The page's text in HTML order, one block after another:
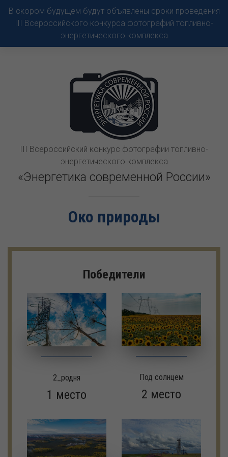
В скором будущем будут объявлены сроки проведения
III Всероссийского конкурса фотографий топливно-
энергетического комплекса
III Всероссийский конкурс фотографии топливно-
энергетического комплекса
«Энергетика современной России»
Око природы
Победители
2_родня
1 место
Под солнцем
2 место